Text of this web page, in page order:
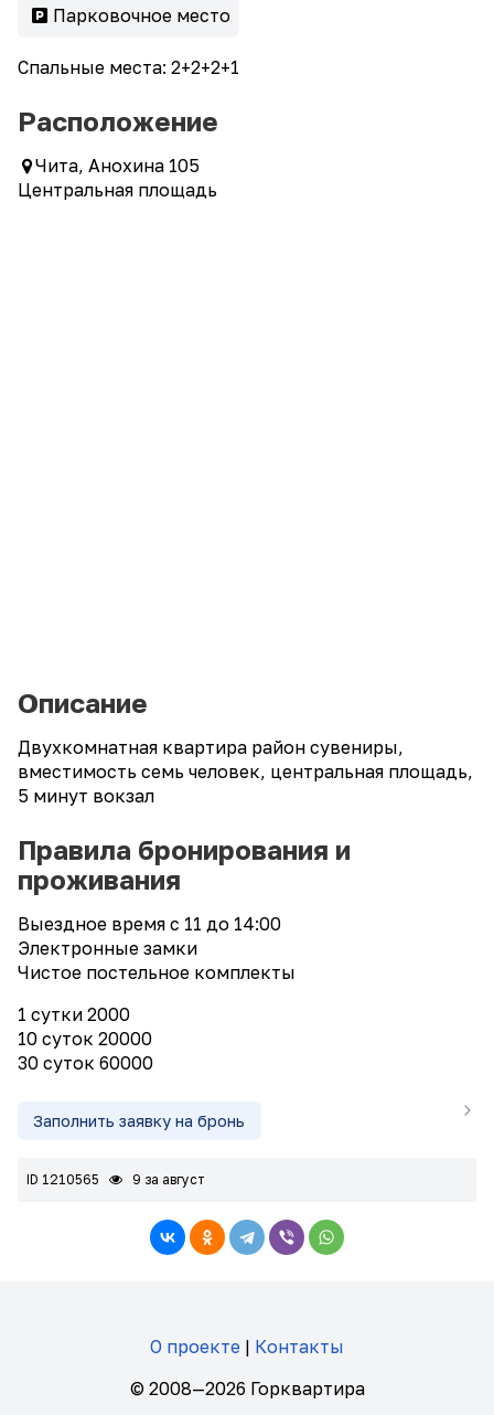
Парковочное место
Спальные места: 2+2+2+1
Расположение
Чита, Анохина 105
Центральная площадь
Описание
Двухкомнатная квартира район сувениры,
вместимость семь человек, центральная площадь,
5 минут вокзал
Правила бронирования и
проживания
Выездное время с 11 до 14:00
Электронные замки
Чистое постельное комплекты
1 сутки 2000
10 суток 20000
30 суток 60000
Заполнить заявку на бронь
ID 1210565 9 за август
О проекте | Контакты
© 2008—2026 Горквартира